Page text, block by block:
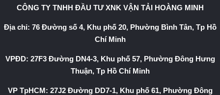
CÔNG TY TNHH ĐẦU TƯ XNK VẬN TẢI HOÀNG MINH
Địa chỉ: 76 Đường số 4, Khu phố 20, Phường Bình Tân, Tp Hồ
Chí Minh
VPĐD: 27F3 Đường DN4-3, Khu phố 57, Phường Đông Hưng
Thuận, Tp Hồ Chí Minh
VP TpHCM: 27J2 Đường DD7-1, Khu phố 61, Phường Đông